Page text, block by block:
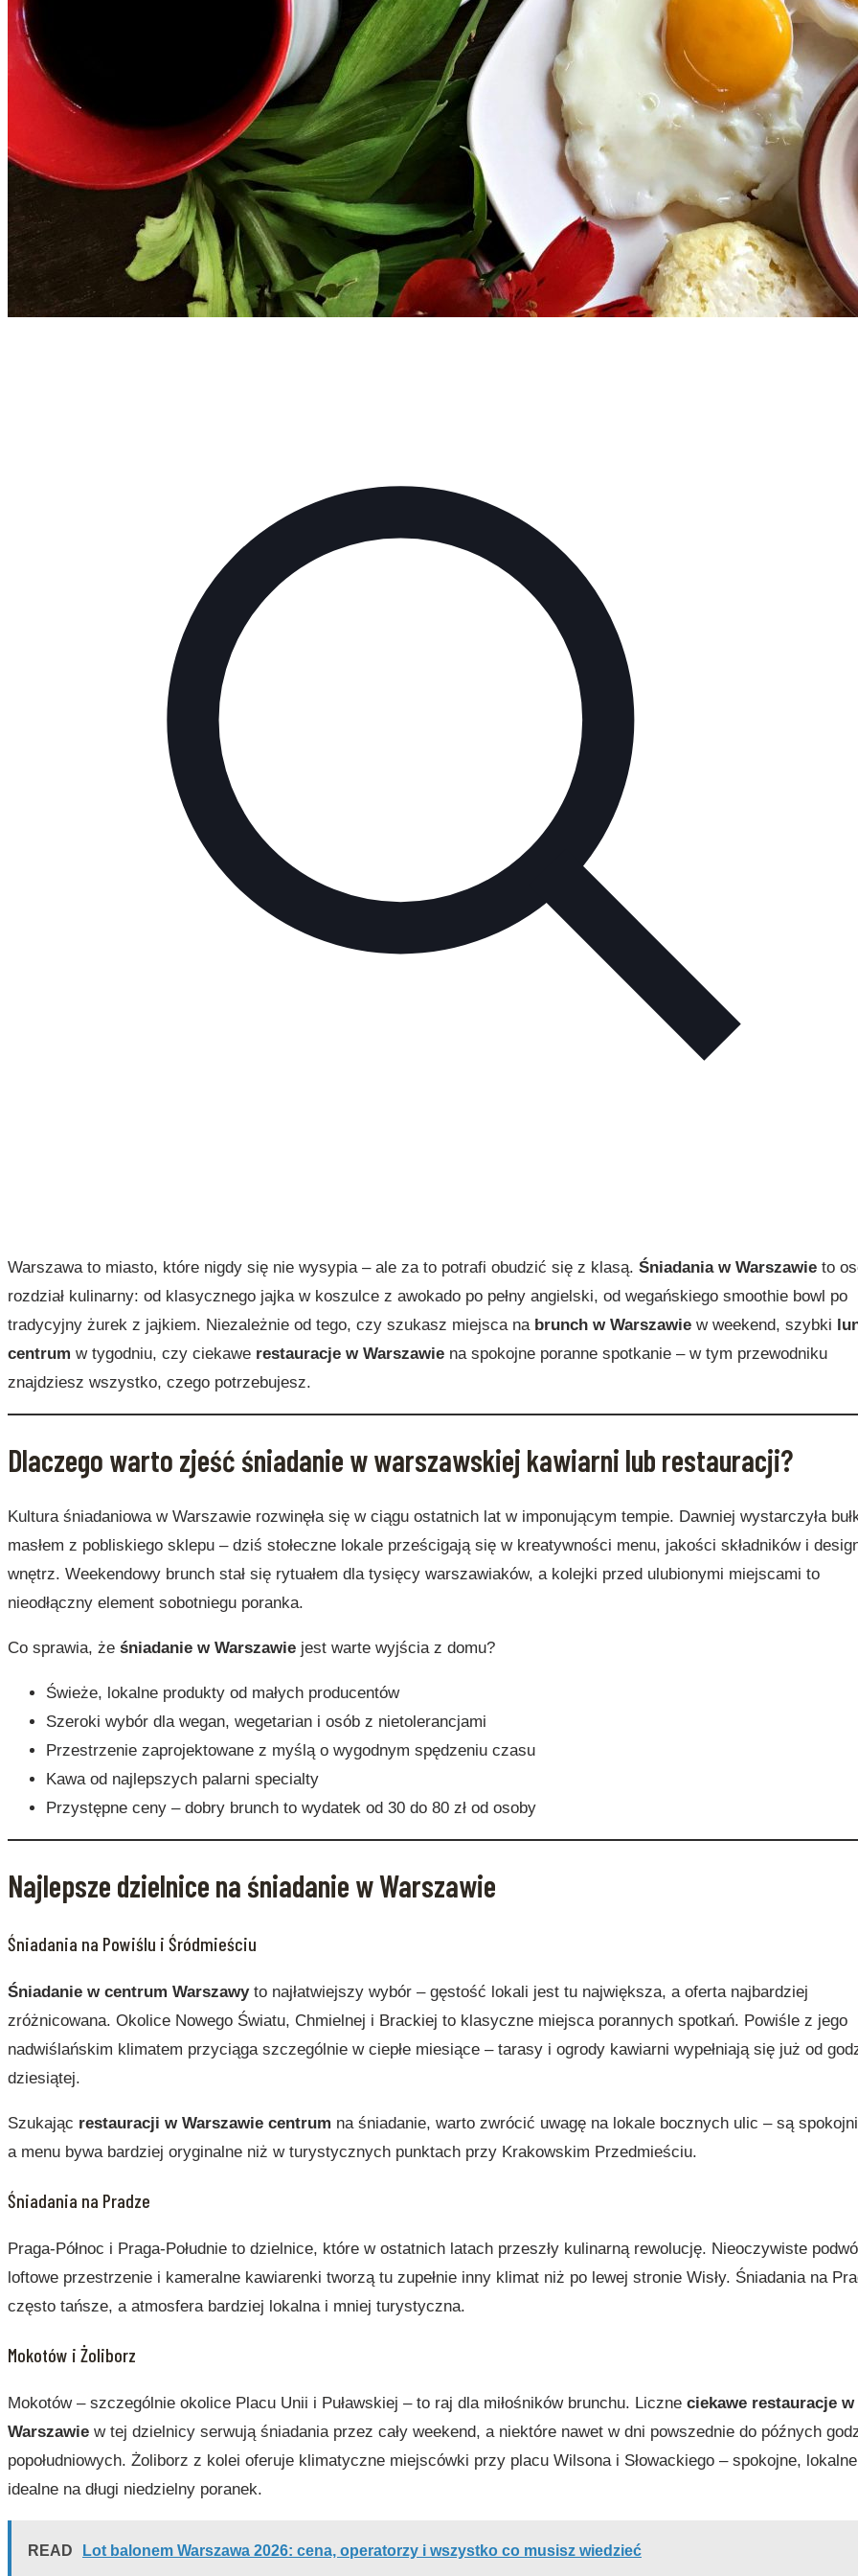
Warszawa to miasto, które nigdy się nie wysypia – ale za to potrafi obudzić się z klasą. Śniadania w Warszawie to
rozdział kulinarny: od klasycznego jajka w koszulce z awokado po pełny angielski, od wegańskiego smoothie bowl po
tradycyjny żurek z jajkiem. Niezależnie od tego, czy szukasz miejsca na brunch w Warszawie w weekend, szybki
centrum w tygodniu, czy ciekawe restauracje w Warszawie na spokojne poranne spotkanie – w tym przewodniku
znajdziesz wszystko, czego potrzebujesz.
Dlaczego warto zjeść śniadanie w warszawskiej kawiarni lub restauracji?
Kultura śniadaniowa w Warszawie rozwinęła się w ciągu ostatnich lat w imponującym tempie. Dawniej wystarczyła
masłem z pobliskiego sklepu – dziś stołeczne lokale prześcigają się w kreatywności menu, jakości składników i
wnętrz. Weekendowy brunch stał się rytuałem dla tysięcy warszawiaków, a kolejki przed ulubionymi miejscami to
nieodłączny element sobotniegu poranka.
Co sprawia, że śniadanie w Warszawie jest warte wyjścia z domu?
Świeże, lokalne produkty od małych producentów
Szeroki wybór dla wegan, wegetarian i osób z nietolerancjami
Przestrzenie zaprojektowane z myślą o wygodnym spędzeniu czasu
Kawa od najlepszych palarni specialty
Przystępne ceny – dobry brunch to wydatek od 30 do 80 zł od osoby
Najlepsze dzielnice na śniadanie w Warszawie
Śniadania na Powiślu i Śródmieściu
Śniadanie w centrum Warszawyto najłatwiejszy wybór – gęstość lokali jest tu największa, a oferta najbardziej
zróżnicowana. Okolice Nowego Światu, Chmielnej i Brackiej to klasyczne miejsca porannych spotkań. Powiśle z jego
nadwiślańskim klimatem przyciąga szczególnie w ciepłe miesiące – tarasy i ogrody kawiarni wypełniają się już od
dziesiątej.
Szukając restauracji w Warszawie centrum na śniadanie, warto zwrócić uwagę na lokale bocznych ulic – są
a menu bywa bardziej oryginalne niż w turystycznych punktach przy Krakowskim Przedmieściu.
Śniadania na Pradze
Praga-Północ i Praga-Południe to dzielnice, które w ostatnich latach przeszły kulinarną rewolucję. Nieoczywiste
loftowe przestrzenie i kameralne kawiarenki tworzą tu zupełnie inny klimat niż po lewej stronie Wisły. Śniadania na
często tańsze, a atmosfera bardziej lokalna i mniej turystyczna.
Mokotów i Żoliborz
Mokotów – szczególnie okolice Placu Unii i Puławskiej – to raj dla miłośników brunchu. Liczne ciekawe restauracje w
Warszawie w tej dzielnicy serwują śniadania przez cały weekend, a niektóre nawet w dni powszednie do późnych
popołudniowych. Żoliborz z kolei oferuje klimatyczne miejscówki przy placu Wilsona i Słowackiego – spokojne,
idealne na długi niedzielny poranek.
READ Lot balonem Warszawa 2026: cena, operatorzy i wszystko co musisz wiedzieć